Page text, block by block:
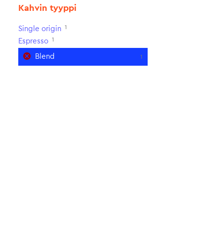
Kahvin tyyppi
Single origin 1
Espresso 1
Blend 1